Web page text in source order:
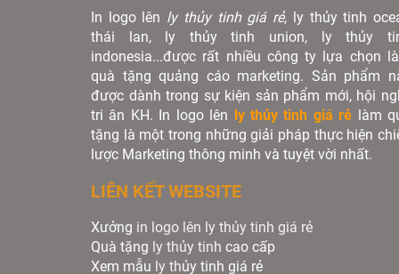
In logo lên ly thủy tinh giá rẻ, ly thủy tinh
thái lan, ly thủy tinh union, ly thủy
indonesia...được rất nhiều công ty lựa chọn
quà tặng quảng cáo marketing. Sản phẩm
được dành trong sự kiện sản phẩm mới, hội
tri ân KH. In logo lên ly thủy tinh giá rẻ làm
tặng là một trong những giải pháp thực hiện
lược Marketing thông minh và tuyệt vời nhất.
LIÊN KẾT WEBSITE
Xưởng in logo lên ly thủy tinh giá rẻ
Quà tặng ly thủy tinh cao cấp
Xem mẫu ly thủy tinh giá rẻ